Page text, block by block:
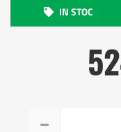
IN STOC